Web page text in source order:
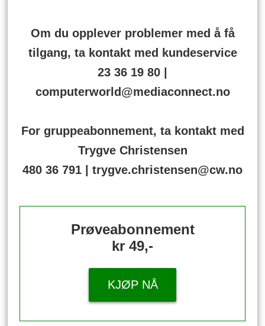
Om du opplever problemer med å få
tilgang, ta kontakt med kundeservice
23 36 19 80 |
computerworld@mediaconnect.no
For gruppeabonnement, ta kontakt med
Trygve Christensen
480 36 791 | trygve.christensen@cw.no
Prøveabonnement
kr 49,-
KJØP NÅ